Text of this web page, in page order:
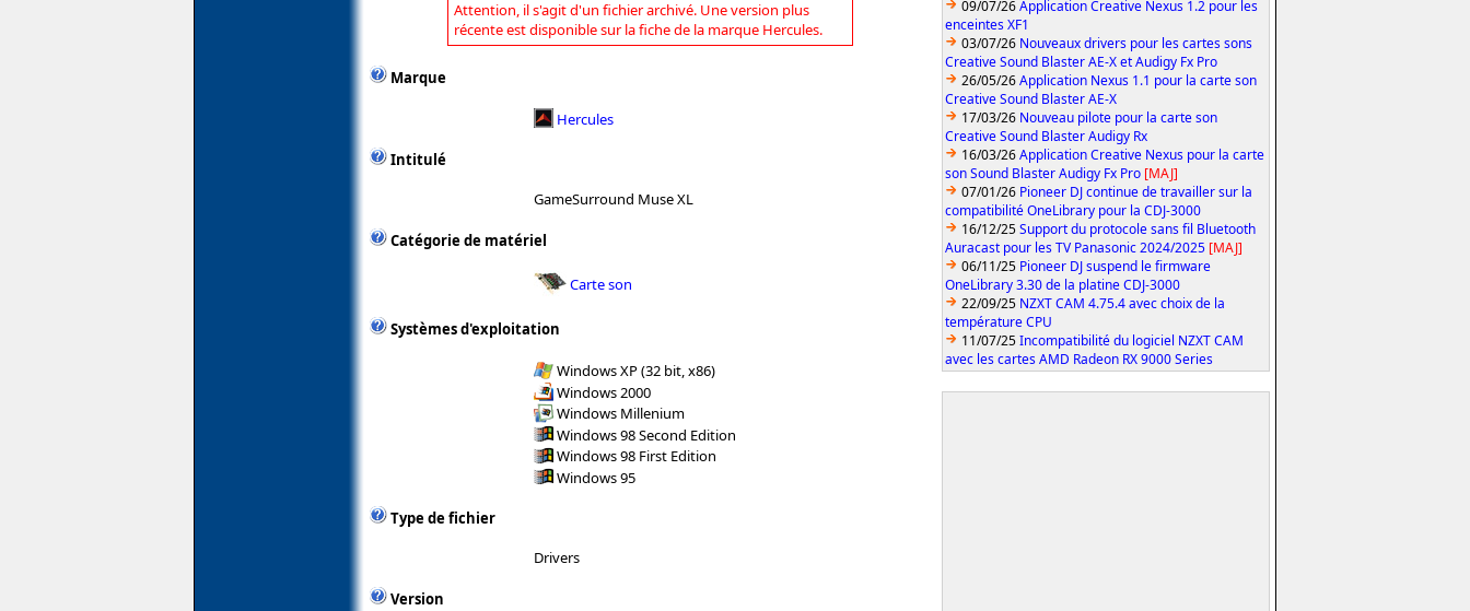
Attention, il s'agit d'un fichier archivé. Une version plus
récente est disponible sur la fiche de la marque Hercules.
Marque
Hercules
Intitulé
GameSurround Muse XL
Catégorie de matériel
Carte son
Systèmes d'exploitation
Windows XP (32 bit, x86)
Windows 2000
Windows Millenium
Windows 98 Second Edition
Windows 98 First Edition
Windows 95
Type de fichier
Drivers
Version
09/07/26Application Creative Nexus 1.2 pour les
enceintes XF1
03/07/26 Nouveaux drivers pour les cartes sons
Creative Sound Blaster AE-X et Audigy Fx Pro
26/05/26Application Nexus 1.1 pour la carte son
Creative Sound Blaster AE-X
17/03/26 Nouveau pilote pour la carte son
Creative Sound Blaster Audigy Rx
16/03/26Application Creative Nexus pour la carte
son Sound Blaster Audigy Fx Pro [MAJ]
07/01/26 Pioneer DJ continue de travailler sur la
compatibilité OneLibrary pour la CDJ-3000
16/12/25Support du protocole sans fil Bluetooth
Auracast pour les TV Panasonic 2024/2025 [MAJ]
06/11/25 Pioneer DJ suspend le firmware
OneLibrary 3.30 de la platine CDJ-3000
22/09/25 NZXT CAM 4.75.4 avec choix de la
température CPU
11/07/25Incompatibilité du logiciel NZXT CAM
avec les cartes AMD Radeon RX 9000 Series